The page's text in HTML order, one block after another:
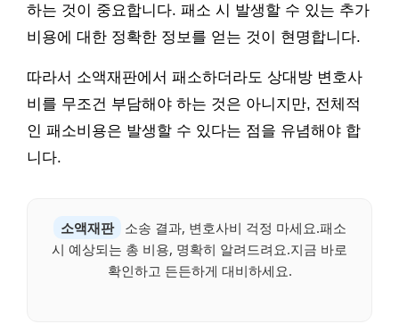
하는 것이 중요합니다. 패소 시 발생할 수 있는 추가
비용에 대한 정확한 정보를 얻는 것이 현명합니다.
따라서 소액재판에서 패소하더라도 상대방 변호사
비를 무조건 부담해야 하는 것은 아니지만, 전체적
인 패소비용은 발생할 수 있다는 점을 유념해야 합
니다.
소액재판
소송 결과, 변호사비 걱정 마세요.패소
시 예상되는 총 비용, 명확히 알려드려요.지금 바로
확인하고 든든하게 대비하세요.